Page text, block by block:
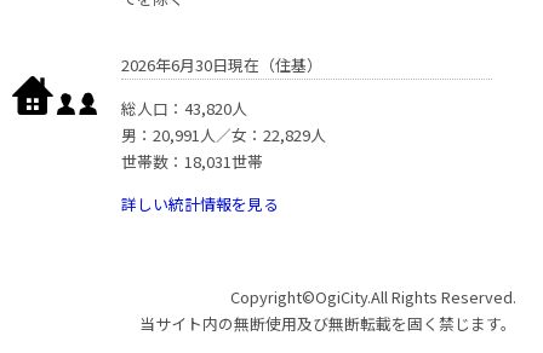
2026年6月30日現在（住基）
総人口：43,820人
男：20,991人／女：22,829人
世帯数：18,031世帯
詳しい統計情報を見る
Copyright©OgiCity.All Rights Reserved.
当サイト内の無断使用及び無断転載を固く禁じます。